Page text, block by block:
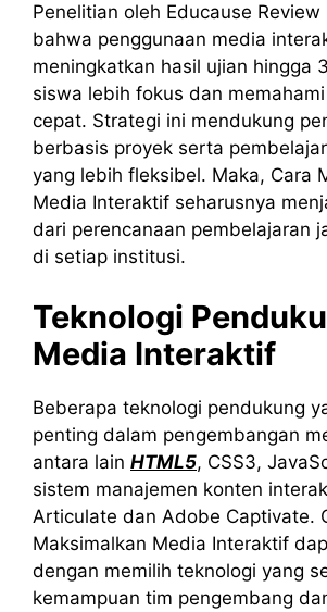
Penelitian oleh Educause Review
bahwa penggunaan media
meningkatkan hasil ujian hingga
siswa lebih fokus dan
cepat. Strategi ini mendukung
berbasis proyek serta
yang lebih fleksibel. Maka, Cara
Media Interaktif seharusnya
dari perencanaan pembelajaran
di setiap institusi.
Teknologi
Media Interaktif
Beberapa teknologi pendukung
penting dalam pengembangan
antara lain HTML5, CSS3,
sistem manajemen konten
Articulate dan Adobe Captivate.
Maksimalkan Media Interaktif
dengan memilih teknologi yang
kemampuan tim pengembang